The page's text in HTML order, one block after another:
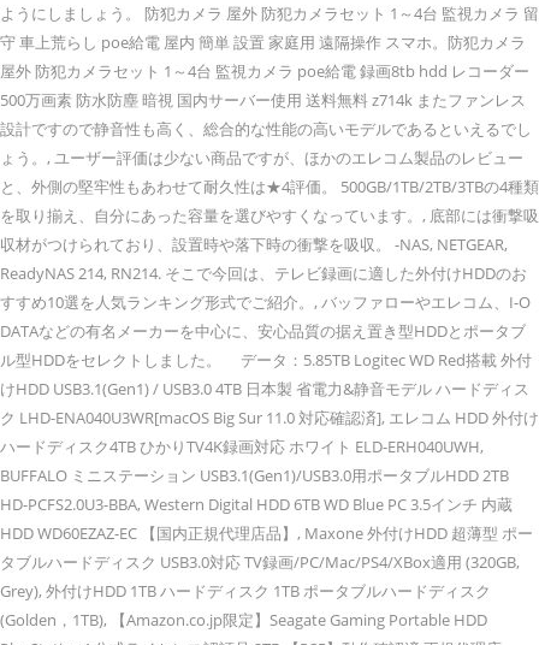
ようにしましょう。 防犯カメラ 屋外 防犯カメラセット 1～4台 監視カメラ 留
守 車上荒らし poe給電 屋内 簡単 設置 家庭用 遠隔操作 スマホ。防犯カメラ
屋外 防犯カメラセット 1～4台 監視カメラ poe給電 録画8tb hdd レコーダー
500万画素 防水防塵 暗視 国内サーバー使用 送料無料 z714k またファンレス
設計ですので静音性も高く、総合的な性能の高いモデルであるといえるでし
ょう。, ユーザー評価は少ない商品ですが、ほかのエレコム製品のレビュー
と、外側の堅牢性もあわせて耐久性は★4評価。 500GB/1TB/2TB/3TBの4種類
を取り揃え、自分にあった容量を選びやすくなっています。, 底部には衝撃吸
収材がつけられており、設置時や落下時の衝撃を吸収。 -NAS, NETGEAR,
ReadyNAS 214, RN214. そこで今回は、テレビ録画に適した外付けHDDのお
すすめ10選を人気ランキング形式でご紹介。, バッファローやエレコム、I-O
DATAなどの有名メーカーを中心に、安心品質の据え置き型HDDとポータブ
ル型HDDをセレクトしました。 データ：5.85TB Logitec WD Red搭載 外付
けHDD USB3.1(Gen1) / USB3.0 4TB 日本製 省電力&静音モデル ハードディス
ク LHD-ENA040U3WR[macOS Big Sur 11.0 対応確認済], エレコム HDD 外付け
ハードディスク4TB ひかりTV4K録画対応 ホワイト ELD-ERH040UWH,
BUFFALO ミニステーション USB3.1(Gen1)/USB3.0用ポータブルHDD 2TB
HD-PCFS2.0U3-BBA, Western Digital HDD 6TB WD Blue PC 3.5インチ 内蔵
HDD WD60EZAZ-EC 【国内正規代理店品】, Maxone 外付けHDD 超薄型 ポー
タブルハードディスク USB3.0対応 TV録画/PC/Mac/PS4/XBox適用 (320GB,
Grey), 外付けHDD 1TB ハードディスク 1TB ポータブルハードディスク
(Golden，1TB), 【Amazon.co.jp限定】Seagate Gaming Portable HDD